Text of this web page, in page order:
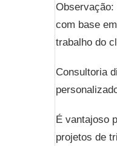
Observação:
com base
trabalho do
Consultoria
É vantajoso
projetos de